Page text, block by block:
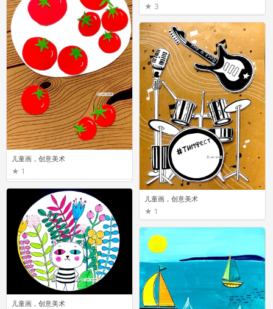
3
儿童画，创意美术
1
儿童画，创意美术
1
儿童画，创意美术